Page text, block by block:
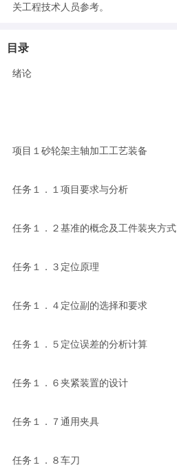
关工程技术人员参考。
目录
绪论
项目１砂轮架主轴加工工艺装备
任务１．１项目要求与分析
任务１．２基准的概念及工件装夹方式
任务１．３定位原理
任务１．４定位副的选择和要求
任务１．５定位误差的分析计算
任务１．６夹紧装置的设计
任务１．７通用夹具
任务１．８车刀